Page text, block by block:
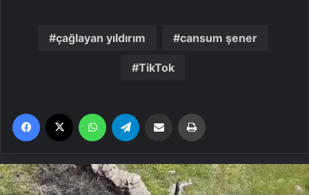
çağlayan yıldırım cansum şener
TikTok
Facebook WhatsApp Email'den paylaş